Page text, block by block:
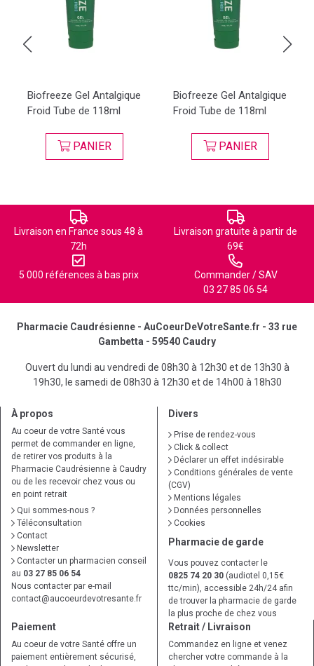
Biofreeze Gel Antalgique
Froid Tube de 118ml
PANIER
Biofreeze Gel Antalgique
Froid Tube de 118ml
PANIER
Livraison en France sous 48 à
72h
Livraison gratuite à partir de
69€
5 000 références à bas prix
Commander / SAV
03 27 85 06 54
Pharmacie Caudrésienne - AuCoeurDeVotreSante.fr - 33 rue
Gambetta - 59540 Caudry
Ouvert du lundi au vendredi de 08h30 à 12h30 et de 13h30 à
19h30, le samedi de 08h30 à 12h30 et de 14h00 à 18h30
À propos
Au coeur de votre Santé vous
permet de commander en ligne,
de retirer vos produits à la
Pharmacie Caudrésienne à Caudry
ou de les recevoir chez vous ou
en point retrait
Qui sommes-nous ?
Téléconsultation
Contact
Newsletter
Contacter un pharmacien conseil
au 03 27 85 06 54
Nous contacter par e-mail
contact@aucoeurdevotresante.fr
Divers
Prise de rendez-vous
Click & collect
Déclarer un effet indésirable
Conditions générales de vente
(CGV)
Mentions légales
Données personnelles
Cookies
Pharmacie de garde
Vous pouvez contacter le
0825 74 20 30 (audiotel 0,15€
ttc/min), accessible 24h/24 afin
de trouver la pharmacie de garde
la plus proche de chez vous
Paiement
Au coeur de votre Santé offre un
paiement entièrement sécurisé,
Retrait / Livraison
Commandez en ligne et venez
chercher votre commande à la